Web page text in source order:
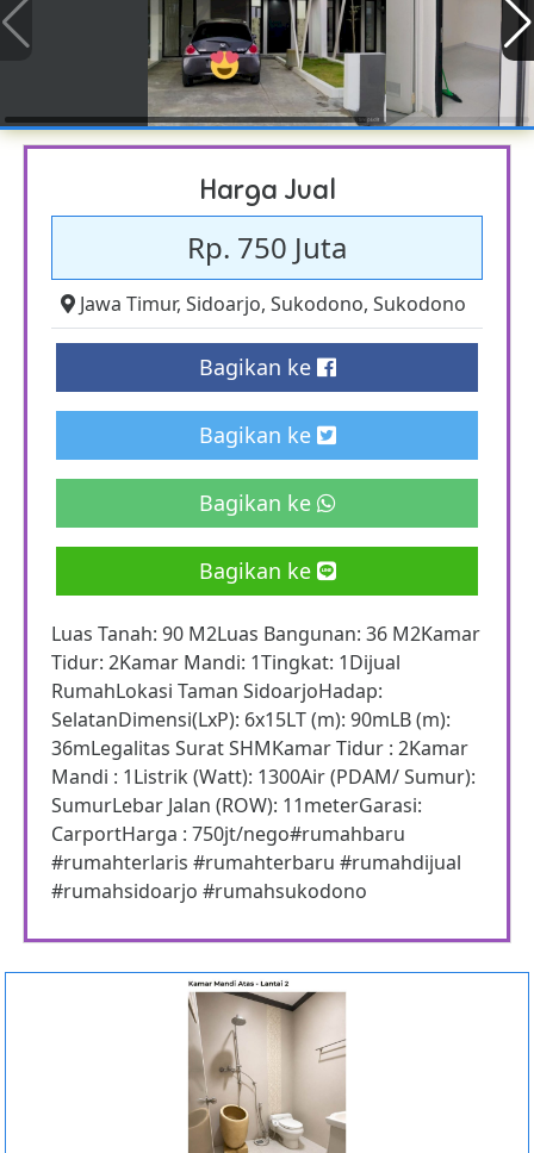
Harga Jual
Rp. 750 Juta
Jawa Timur, Sidoarjo, Sukodono, Sukodono
Bagikan ke
Bagikan ke
Bagikan ke
Bagikan ke
Luas Tanah: 90 M2Luas Bangunan: 36 M2Kamar
Tidur: 2Kamar Mandi: 1Tingkat: 1Dijual
RumahLokasi Taman SidoarjoHadap:
SelatanDimensi(LxP): 6x15LT (m): 90mLB (m):
36mLegalitas Surat SHMKamar Tidur : 2Kamar
Mandi : 1Listrik (Watt): 1300Air (PDAM/ Sumur):
SumurLebar Jalan (ROW): 11meterGarasi:
CarportHarga : 750jt/nego#rumahbaru
#rumahterlaris #rumahterbaru #rumahdijual
#rumahsidoarjo #rumahsukodono